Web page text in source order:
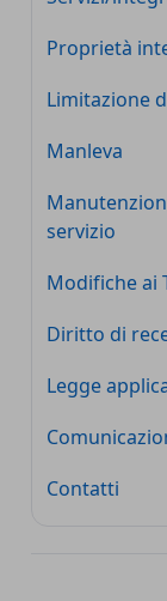
Proprietà
Limitazione
Manleva
servizio
Modifiche ai
Diritto di
Legge
Contatti